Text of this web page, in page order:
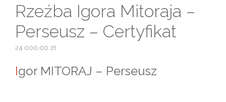
Rzeźba Igora Mitoraja –
Perseusz – Certyfikat
24 000,00 zł
Igor MITORAJ – Perseusz